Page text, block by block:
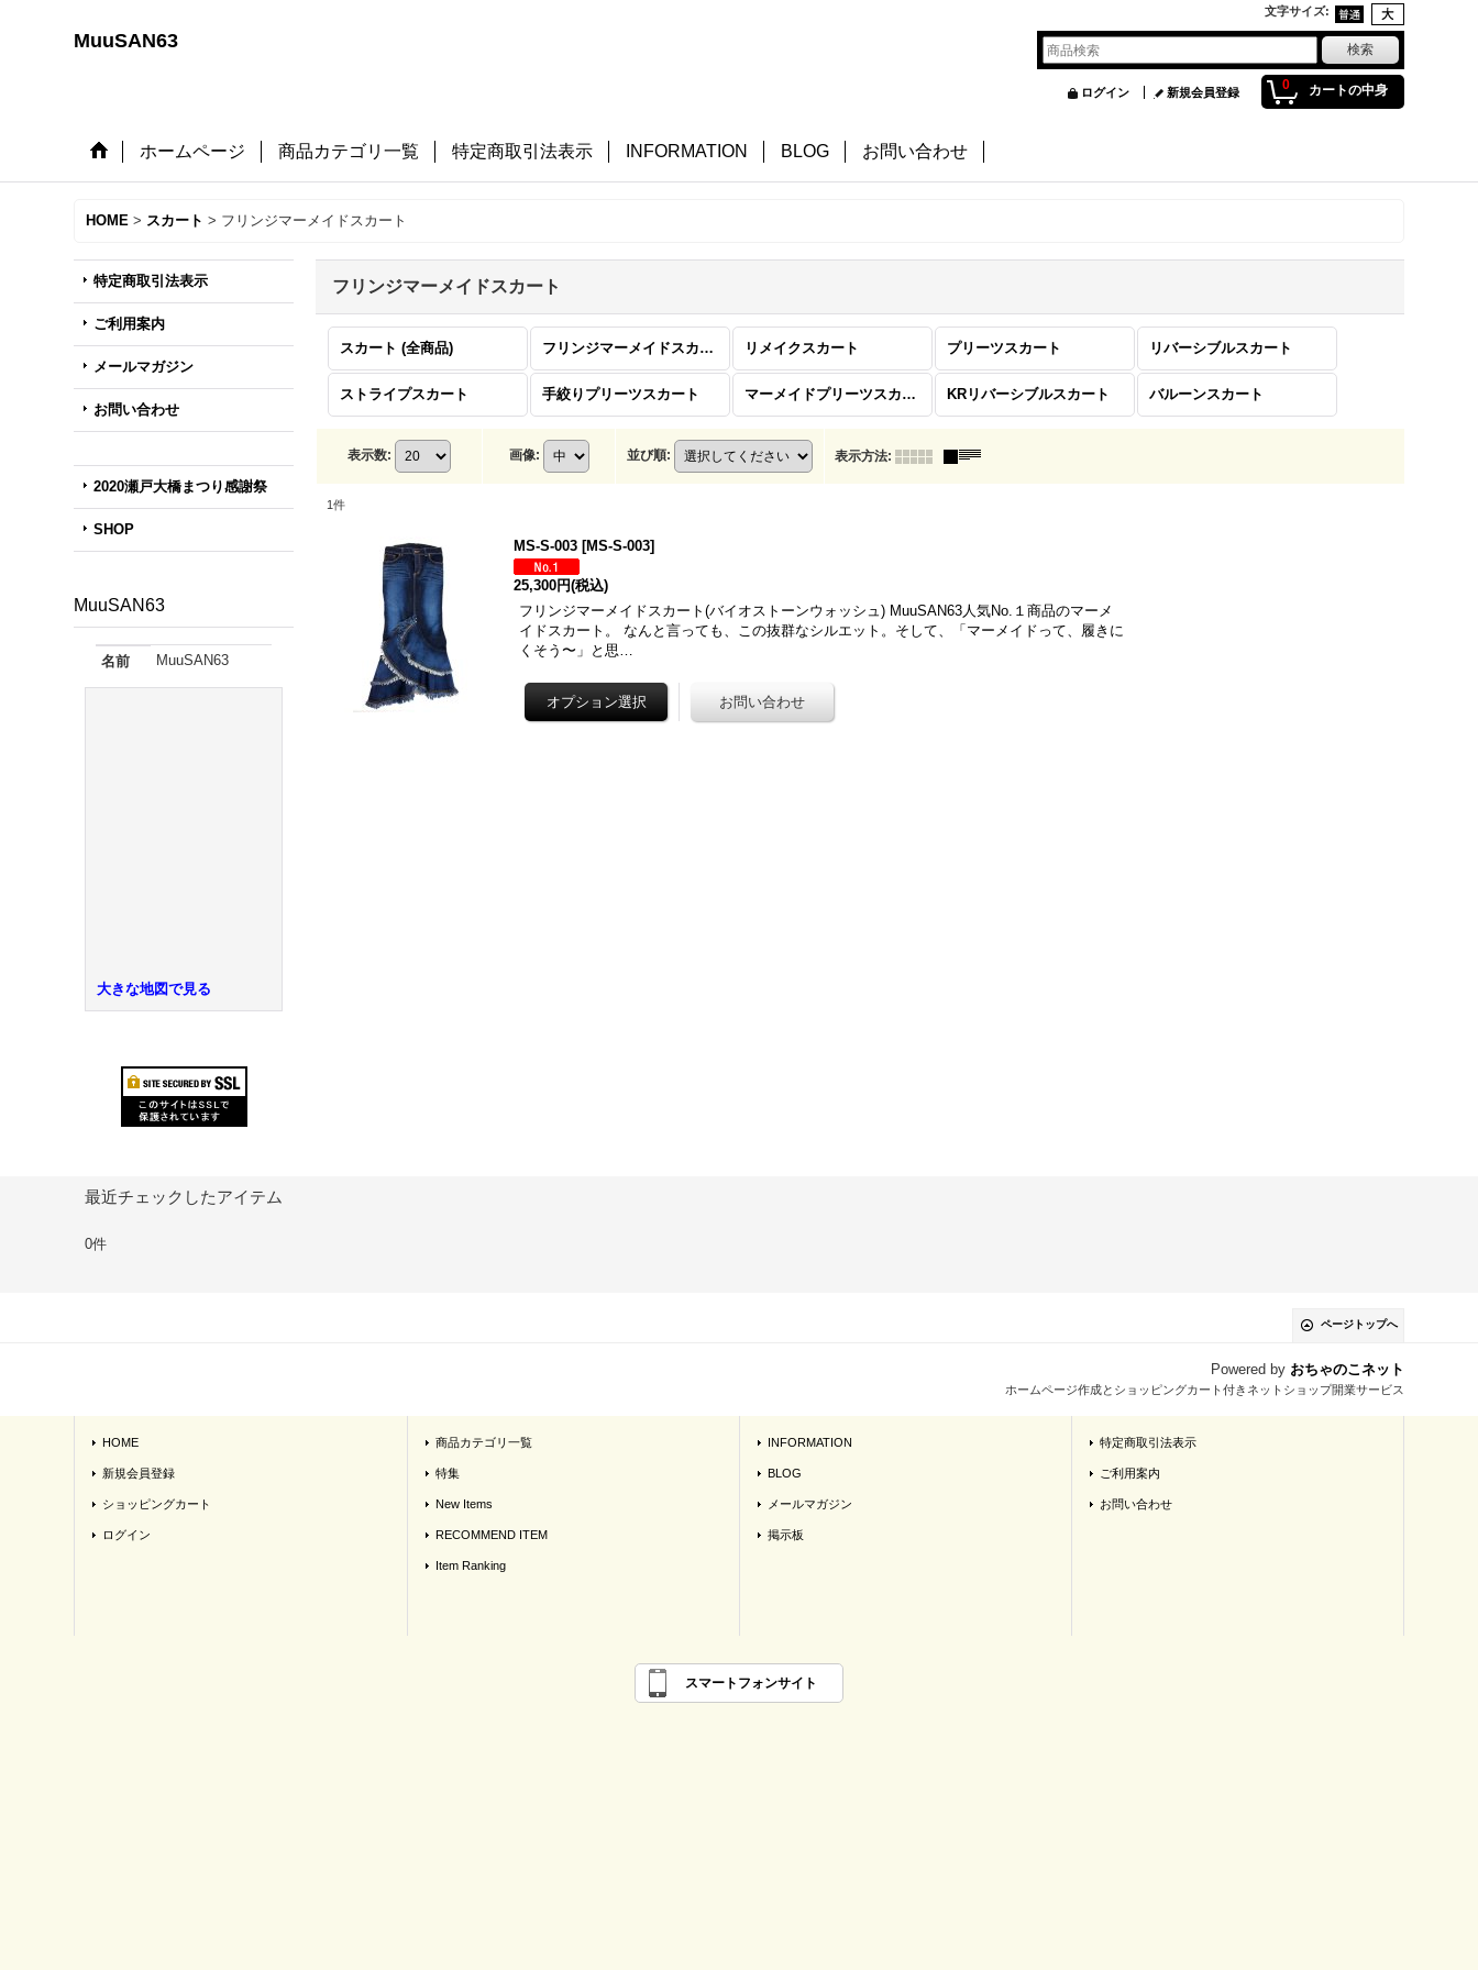
文字サイズ:
MuuSAN63
0 カートの中身
ログイン 新規会員登録
ホームページ 商品カテゴリ一覧 特定商取引法表示 INFORMATION BLOG お問い合わせ
HOME > スカート > フリンジマーメイドスカート
特定商取引法表示
ご利用案内
メールマガジン
お問い合わせ
2020瀬戸大橋まつり感謝祭
SHOP
MuuSAN63
名前 MuuSAN63
大きな地図で見る
フリンジマーメイドスカート
スカート (全商品) フリンジマーメイドスカート リメイクスカート プリーツスカート リバーシブルスカート
ストライプスカート 手絞りプリーツスカート マーメイドプリーツスカート KRリバーシブルスカート バルーンスカート
表示数: 画像: 並び順: 表示方法:
1件
MS-S-003 [MS-S-003]
25,300円(税込)
フリンジマーメイドスカート(バイオストーンウォッシュ) MuuSAN63人気No.１商品のマーメ
イドスカート。 なんと言っても、この抜群なシルエット。そして、「マーメイドって、履きに
くそう〜」と思…
最近チェックしたアイテム
0件
ページトップへ
Powered by おちゃのこネット
ホームページ作成とショッピングカート付きネットショップ開業サービス
HOME
新規会員登録
ショッピングカート
ログイン
商品カテゴリ一覧
特集
New Items
RECOMMEND ITEM
Item Ranking
INFORMATION
BLOG
メールマガジン
掲示板
特定商取引法表示
ご利用案内
お問い合わせ
スマートフォンサイト